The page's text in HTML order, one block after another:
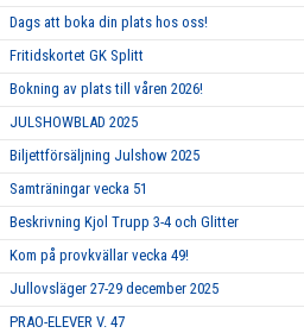
Dags att boka din plats hos oss!
Fritidskortet GK Splitt
Bokning av plats till våren 2026!
JULSHOWBLAD 2025
Biljettförsäljning Julshow 2025
Samträningar vecka 51
Beskrivning Kjol Trupp 3-4 och Glitter
Kom på provkvällar vecka 49!
Jullovsläger 27-29 december 2025
PRAO-ELEVER V. 47